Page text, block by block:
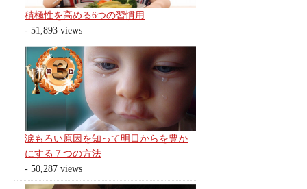
積極性を高める6つの習慣用
- 51,893 views
涙もろい原因を知って明日からを豊か
にする７つの方法
- 50,287 views